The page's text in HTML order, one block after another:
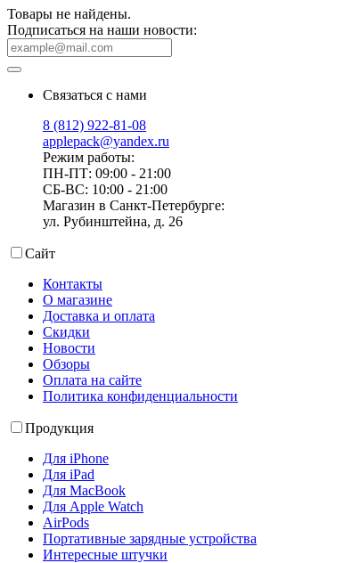
Товары не найдены.
Подписаться на наши новости:
Связаться с нами
8 (812) 922-81-08
applepack@yandex.ru
Режим работы:
ПН-ПТ: 09:00 - 21:00
СБ-ВС: 10:00 - 21:00
Магазин в Санкт-Петербурге:
ул. Рубинштейна, д. 26
Сайт
Контакты
О магазине
Доставка и оплата
Скидки
Новости
Обзоры
Оплата на сайте
Политика конфиденциальности
Продукция
Для iPhone
Для iPad
Для MacBook
Для Apple Watch
AirPods
Портативные зарядные устройства
Интересные штучки